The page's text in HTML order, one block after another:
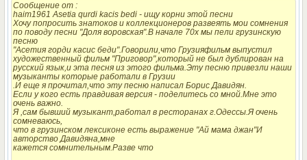
Сообщение от :
haim1961 Asetia qurdi kacis bedi - ищу корни этой песни
Хочу попросить знатоков и коллекционеров развеять мои сомнения
по поводу песни "Доля воровская".В начале 70х мы пели грузинскую
песню
"Асетия горди касис беди".Говорили,что Грузияфильм выпустил
художественный фильм "Приговор",который не был дублирован на
русский язык,и эта песня из этого фильма.Эту песню привезли наши
музыканты которые работали в Грузии
.И еще я прочитал,что эту песню написал Борис Давидян.
Если у кого есть правдивая версия - поделитесь со мной.Мне это
очень важно.
Я ,сам бывший музыкант,работал в ресторанах г.Одессы.Я очень
сомневаюсь,
что в грузинском лексиконе есть выражение "Ай мама джан"И
авторство Давидяна,мне
кажется сомнительным.Разве что